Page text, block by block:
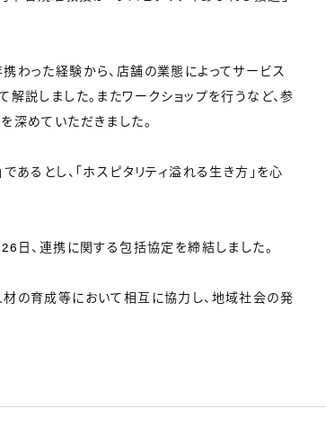
わった経験から、店舗の業態によってサービス
説しました。またワークショップを行うなど、参
深めていただきました。
あるとし、「ホスピタリティ溢れる生き方」を心
、連携に関する包括協定を締結しました。
の育成等において相互に協力し、地域社会の発